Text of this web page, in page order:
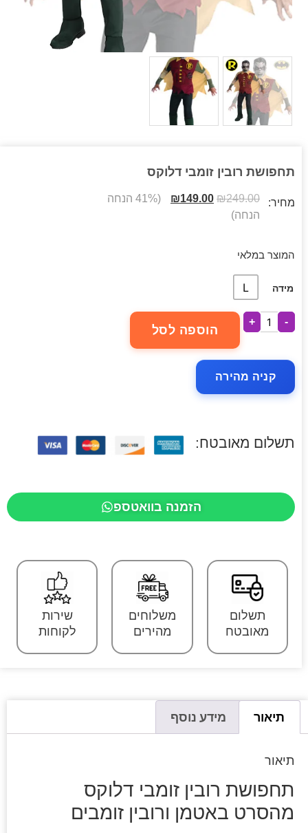
תחפושת רובין זומבי דלוקס
מחיר: ₪249.00
₪149.00
(41% הנחה
הנחה)
המוצר במלאי
מידה L
-
+
הוספה לסל
קניה מהירה
תשלום מאובטח:
הזמנה בוואטספ
תשלום
מאובטח
משלוחים
מהירים
שירות
לקוחות
תיאור מידע נוסף
תיאור
תחפושת רובין זומבי דלוקס
מהסרט באטמן ורובין זומבים